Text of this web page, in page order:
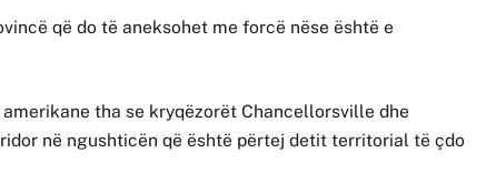
që do të aneksohet me forcë nëse është e
tha se kryqëzorët Chancellorsville dhe
në ngushticën që është përtej detit territorial të çdo